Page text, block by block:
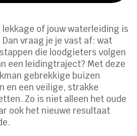
lekkage of jouw waterleiding is
vraag je je vast af: wat
die loodgieters volgen
een leidingtraject? Met deze
gebrekkige buizen
en een veilige, strakke
Zo is niet alleen het oude
ook het nieuwe resultaat